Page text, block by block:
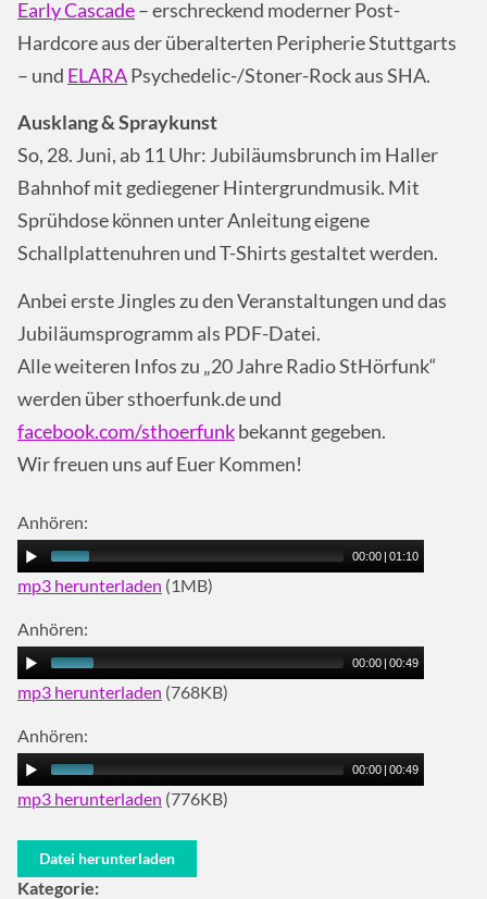
Early Cascade– erschreckend moderner Post-
Hardcore aus der überalterten Peripherie Stuttgarts
– und ELARAPsychedelic-/Stoner-Rock ausSHA.
Ausklang & Spraykunst
So, 28. Juni, ab 11 Uhr: Jubiläumsbrunch im Haller
Bahnhof mit gediegener Hintergrundmusik. Mit
Sprühdose können unter Anleitung eigene
Schallplattenuhren und T-Shirts gestaltet werden.
Anbei erste Jingles zu den Veranstaltungen und das
Jubiläumsprogramm als PDF-Datei.
Alle weiteren Infos zu „20 Jahre Radio StHörfunk“
werden über sthoerfunk.de und
facebook.com/sthoerfunkbekannt gegeben.
Wir freuen uns auf Euer Kommen!
Anhören:
00:00 | 01:10
mp3 herunterladen (1MB)
Anhören:
00:00 | 00:49
mp3 herunterladen (768KB)
Anhören:
00:00 | 00:49
mp3 herunterladen (776KB)
Datei herunterladen
Kategorie: